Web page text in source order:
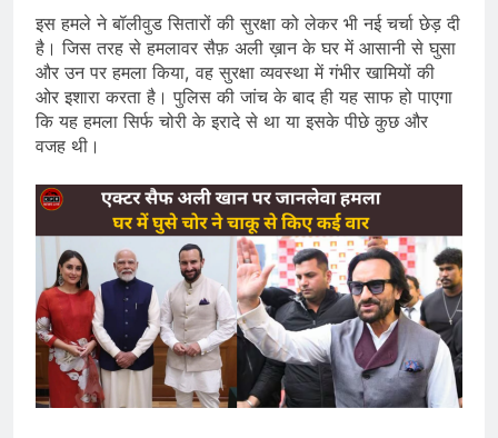
इस हमले ने बॉलीवुड सितारों की सुरक्षा को लेकर भी नई चर्चा छेड़ दी
है। जिस तरह से हमलावर सैफ़ अली ख़ान के घर में आसानी से घुसा
और उन पर हमला किया, वह सुरक्षा व्यवस्था में गंभीर खामियों की
ओर इशारा करता है। पुलिस की जांच के बाद ही यह साफ हो पाएगा
कि यह हमला सिर्फ चोरी के इरादे से था या इसके पीछे कुछ और
वजह थी।